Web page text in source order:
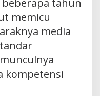
tahun
memicu
media
kompetensi